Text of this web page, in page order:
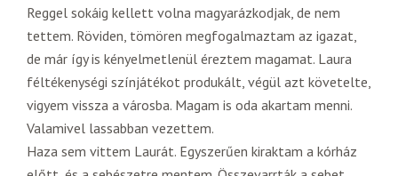
Reggel sokáig kellett volna magyarázkodjak, de nem
tettem. Röviden, tömören megfogalmaztam az igazat,
de már így is kényelmetlenül éreztem magamat. Laura
féltékenységi színjátékot produkált, végül azt követelte,
vigyem vissza a városba. Magam is oda akartam menni.
Valamivel lassabban vezettem.
Haza sem vittem Laurát. Egyszerűen kiraktam a kórház